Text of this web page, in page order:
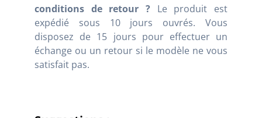
conditions de retour ? Le produit est
expédié sous 10 jours ouvrés. Vous
disposez de 15 jours pour effectuer un
échange ou un retour si le modèle ne vous
satisfait pas.